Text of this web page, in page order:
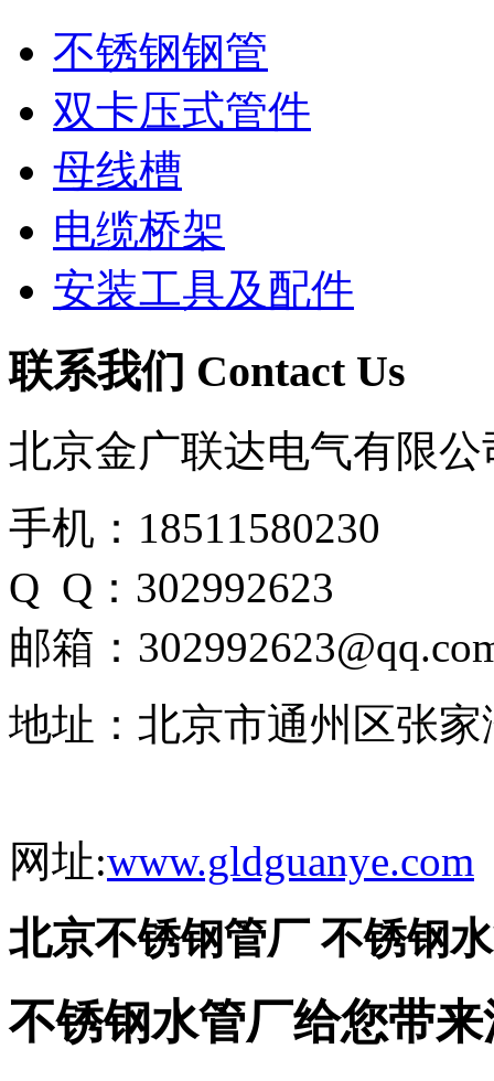
不锈钢钢管
双卡压式管件
母线槽
电缆桥架
安装工具及配件
联系我们 Contact Us
北京金广联达电气有限公
手机：18511580230
Q Q：302992623
邮箱：
地址：北京市通州区张
网址:www.gldguanye.com
北京不锈钢管厂 不锈钢
不锈钢水管厂给您带